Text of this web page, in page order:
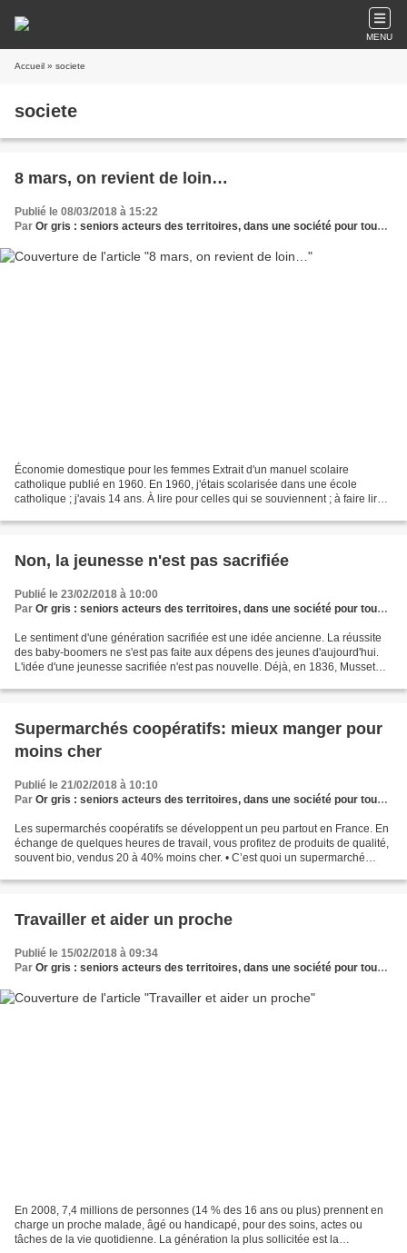
MENU
Accueil » societe
societe
8 mars, on revient de loin…
Publié le 08/03/2018 à 15:22
Par Or gris : seniors acteurs des territoires, dans une société pour tous les âges
Économie domestique pour les femmes Extrait d'un manuel scolaire
catholique publié en 1960. En 1960, j'étais scolarisée dans une école
catholique ; j'avais 14 ans. À lire pour celles qui se souviennent ; à faire lire
Non, la jeunesse n'est pas sacrifiée
Publié le 23/02/2018 à 10:00
Par Or gris : seniors acteurs des territoires, dans une société pour tous les âges
Le sentiment d'une génération sacrifiée est une idée ancienne. La réussite
des baby-boomers ne s'est pas faite aux dépens des jeunes d'aujourd'hui.
L'idée d'une jeunesse sacrifiée n'est pas nouvelle. Déjà, en 1836, Musset
Supermarchés coopératifs: mieux manger pour
moins cher
Publié le 21/02/2018 à 10:10
Par Or gris : seniors acteurs des territoires, dans une société pour tous les âges
Les supermarchés coopératifs se développent un peu partout en France. En
échange de quelques heures de travail, vous profitez de produits de qualité,
souvent bio, vendus 20 à 40% moins cher. • C’est quoi un supermarché
Travailler et aider un proche
Publié le 15/02/2018 à 09:34
Par Or gris : seniors acteurs des territoires, dans une société pour tous les âges
En 2008, 7,4 millions de personnes (14 % des 16 ans ou plus) prennent en
charge un proche malade, âgé ou handicapé, pour des soins, actes ou
tâches de la vie quotidienne. La génération la plus sollicitée est la